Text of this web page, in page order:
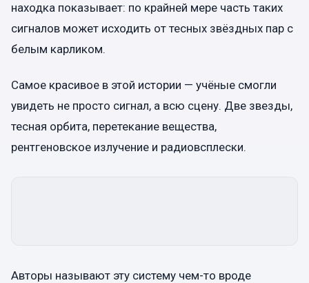
находка показывает: по крайней мере часть таких
сигналов может исходить от тесных звёздных пар с
белым карликом.
Самое красивое в этой истории — учёные смогли
увидеть не просто сигнал, а всю сцену. Две звезды,
тесная орбита, перетекание вещества,
рентгеновское излучение и радиовсплески.
Авторы называют эту систему чем-то вроде